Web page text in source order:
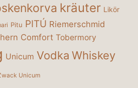
kräuter Likör
Pitu PITÚ Riemerschmid
Comfort Tobermory
Unicum Vodka Whiskey
Unicum